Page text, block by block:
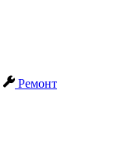
Ремонт